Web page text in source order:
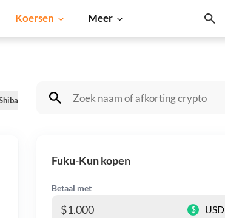
Koersen Meer
Inu Dogecoin Solana BNB
Fuku-Kun kopen
Betaal met
$